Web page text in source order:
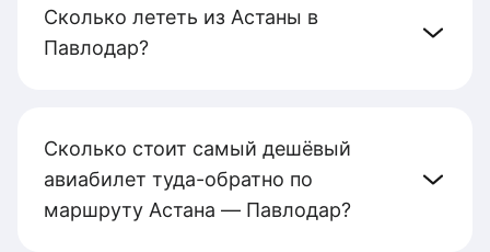
Сколько лететь из Астаны в
Павлодар?
Сколько стоит самый дешёвый
авиабилет туда-обратно по
маршруту Астана — Павлодар?